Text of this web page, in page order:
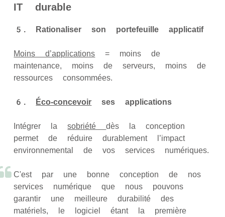
IT durable
5. Rationaliser son portefeuille applicatif
Moins d’applications = moins de
maintenance, moins de serveurs, moins de
ressources consommées.
6. Éco-concevoir ses applications
Intégrer lasobriétédès la conception
permet de réduire durablement l’impact
environnemental de vos services numériques.
C'est par une bonne conception de nos
services numérique que nous pouvons
garantir une meilleure durabilité des
matériels, le logiciel étant la première